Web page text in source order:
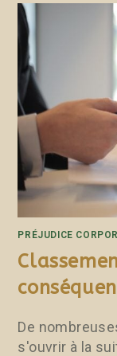
PRÉJUDICE
De
s'ouvrir à la